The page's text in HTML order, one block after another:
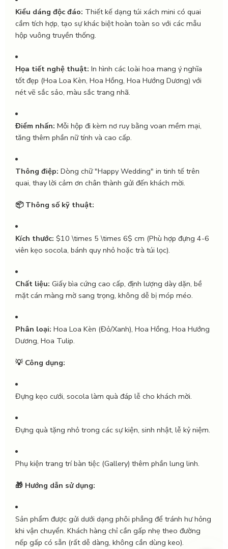
Kiểu dáng độc đáo: Thiết kế dạng túi xách mini có quai
cầm tích hợp, tạo sự khác biệt hoàn toàn so với các mẫu
hộp vuông truyền thống.
Họa tiết nghệ thuật: In hình các loài hoa mang ý nghĩa
tốt đẹp (Hoa Loa Kèn, Hoa Hồng, Hoa Hướng Dương) với
nét vẽ sắc sảo, màu sắc trang nhã.
Điểm nhấn: Mỗi hộp đi kèm nơ ruy bằng voan mềm mại,
tăng thêm phần nữ tính và cao cấp.
Thông điệp: Dòng chữ "Happy Wedding" in tinh tế trên
quai, thay lời cảm ơn chân thành gửi đến khách mời.
📦 Thông số kỹ thuật:
Kích thước: $10 \times 5 \times 6$ cm (Phù hợp đựng 4-6
viên kẹo socola, bánh quy nhỏ hoặc trà túi lọc).
Chất liệu: Giấy bìa cứng cao cấp, định lượng dày dặn, bề
mặt cán màng mờ sang trọng, không dễ bị móp méo.
Phân loại: Hoa Loa Kèn (Đỏ/Xanh), Hoa Hồng, Hoa Hướng
Dương, Hoa Tulip.
💡 Công dụng:
Đựng kẹo cưới, socola làm quà đáp lễ cho khách mời.
Đựng quà tặng nhỏ trong các sự kiện, sinh nhật, lễ kỷ niệm.
Phụ kiện trang trí bàn tiệc (Gallery) thêm phần lung linh.
🎁 Hướng dẫn sử dụng:
Sản phẩm được gửi dưới dạng phôi phẳng để tránh hư hỏng
khi vận chuyển. Khách hàng chỉ cần gấp nhẹ theo đường
nếp gấp có sẵn (rất dễ dàng, không cần dùng keo).